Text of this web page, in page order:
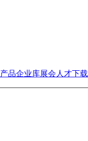
产品企业库展会 人才下载